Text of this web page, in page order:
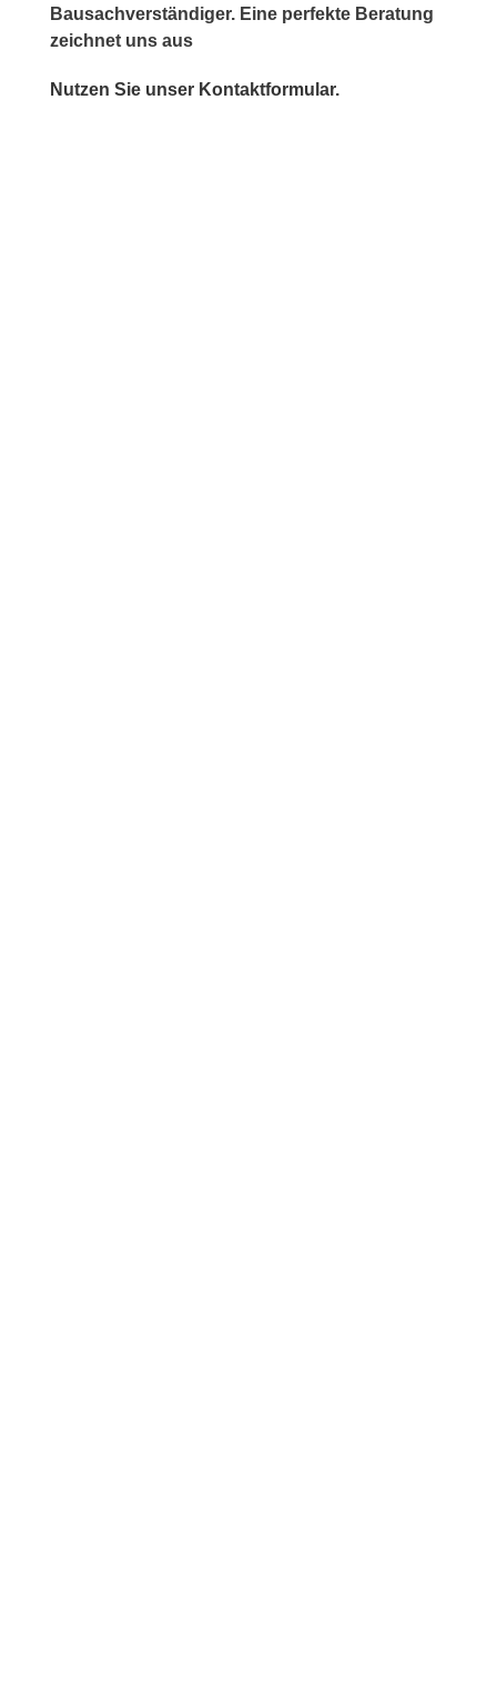
Bausachverständiger. Eine perfekte Beratung
zeichnet uns aus
Nutzen Sie unser Kontaktformular.